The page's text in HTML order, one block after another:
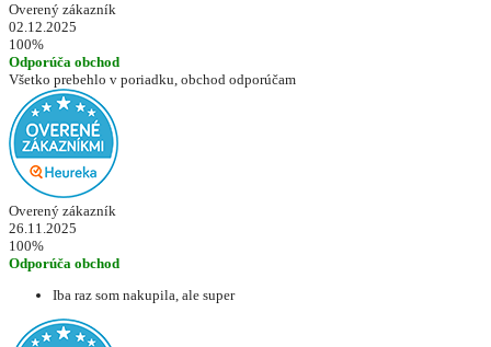
Overený zákazník
02.12.2025
100%
Odporúča obchod
Všetko prebehlo v poriadku, obchod odporúčam
Overený zákazník
26.11.2025
100%
Odporúča obchod
Iba raz som nakupila, ale super